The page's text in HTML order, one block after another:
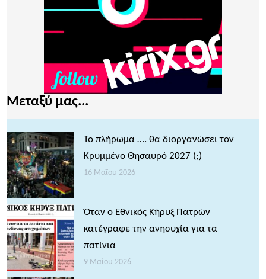
Μεταξύ μας...
Το πλήρωμα …. θα διοργανώσει τον
Κρυμμένο Θησαυρό 2027 (;)
16 Μαΐου 2026
Όταν ο Εθνικός Κήρυξ Πατρών
κατέγραφε την ανησυχία για τα
πατίνια
9 Μαΐου 2026